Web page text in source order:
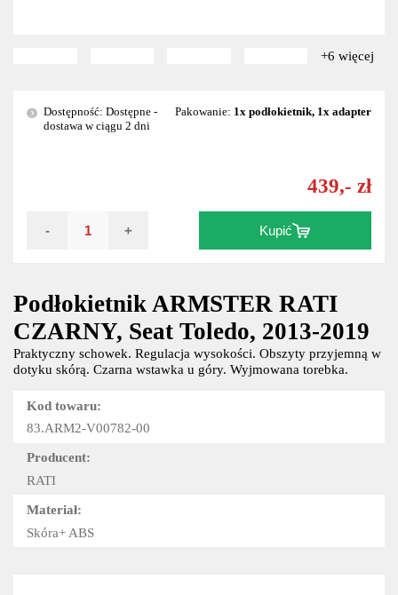
+6 więcej
Podłokietnik ARMSTER RATI
CZARNY, Seat Toledo, 2013-2019
Praktyczny schowek. Regulacja wysokości. Obszyty przyjemną w
dotyku skórą. Czarna wstawka u góry. Wyjmowana torebka.
Kod towaru:
83.ARM2-V00782-00
Producent:
RATI
Materiał:
Skóra+ ABS
?
Dostępność: Dostępne -
dostawa w ciągu 2 dni
Pakowanie: 1x podłokietnik, 1x adapter
439,- zł
- + Kupić